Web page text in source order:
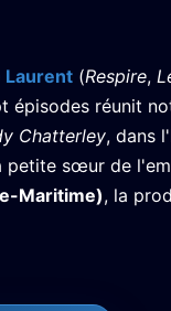
Laurent (Respire,
épisodes réunit
Chatterley, dans
sœur de
Maritime), la